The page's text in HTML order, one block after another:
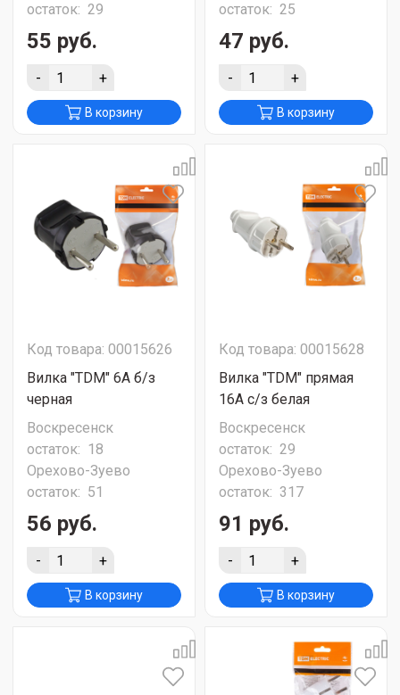
остаток: 29
55 руб.
- +
В корзину
остаток: 25
47 руб.
- +
В корзину
Код товара: 00015626
Вилка "TDM" 6А б/з
черная
Воскресенск
остаток: 18
Орехово-Зуево
остаток: 51
56 руб.
- +
В корзину
Код товара: 00015628
Вилка "TDM" прямая
16А с/з белая
Воскресенск
остаток: 29
Орехово-Зуево
остаток: 317
91 руб.
- +
В корзину